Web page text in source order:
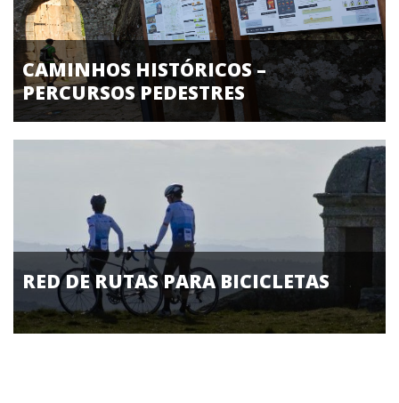
CAMINHOS HISTÓRICOS –
PERCURSOS PEDESTRES
RED DE RUTAS PARA BICICLETAS